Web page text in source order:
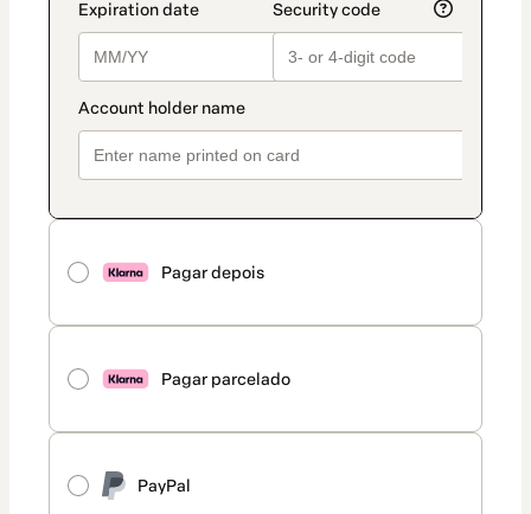
Pagar depois
Pagar parcelado
PayPal